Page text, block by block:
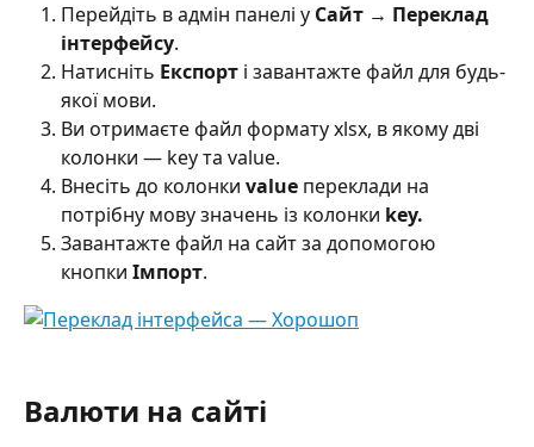
Перейдіть в адмін панелі у Сайт → Переклад
інтерфейсу.
Натисніть Експорт і завантажте файл для будь-
якої мови.
Ви отримаєте файл формату xlsx, в якому дві
колонки — key та value.
Внесіть до колонки value переклади на
потрібну мову значень із колонки key.
Завантажте файл на сайт за допомогою
кнопки Імпорт.
Валюти на сайті